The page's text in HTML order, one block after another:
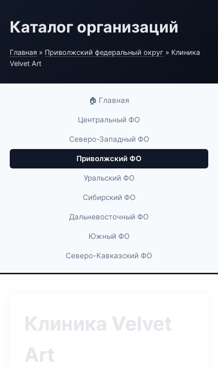
Каталог организаций
Главная » Приволжский федеральный округ » Клиника
Velvet Art
🏠 Главная
Центральный ФО
Северо-Западный ФО
Приволжский ФО
Уральский ФО
Сибирский ФО
Дальневосточный ФО
Южный ФО
Северо-Кавказский ФО
Клиника Velvet
Art